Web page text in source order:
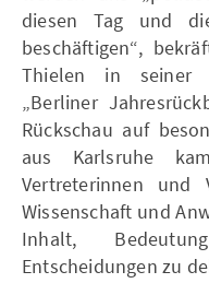
diesen Tag und
beschäftigen“,
Thielen in seiner
„Berliner
Rückschau auf
aus Karlsruhe
Vertreterinnen und
Wissenschaft und
Inhalt,
Entscheidungen zu